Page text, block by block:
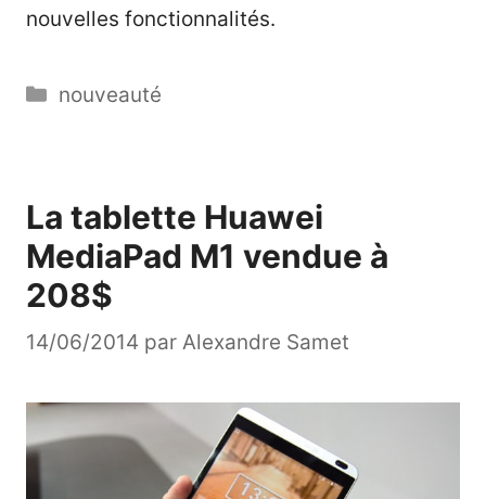
nouvelles fonctionnalités.
Catégories
nouveauté
La tablette Huawei
MediaPad M1 vendue à
208$
14/06/2014 par Alexandre Samet